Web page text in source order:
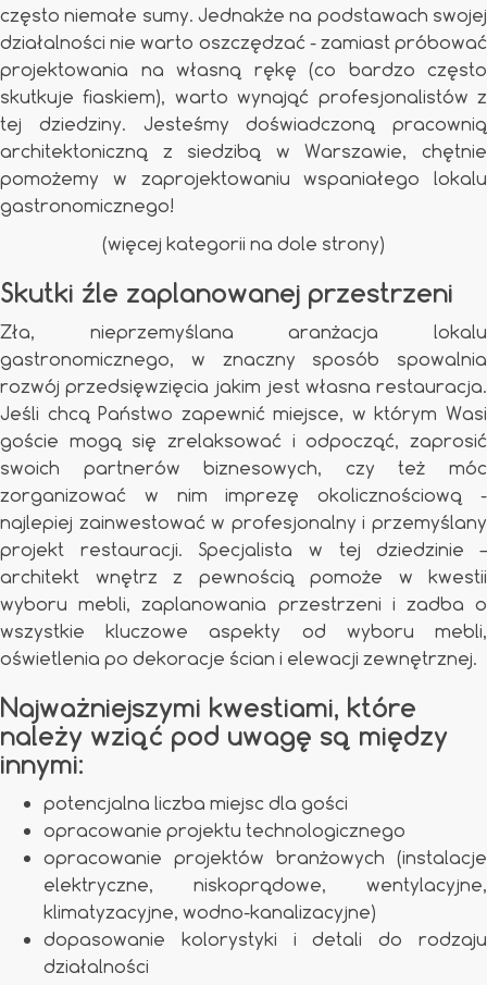
często niemałe sumy. Jednakże na podstawach swojej
działalności nie warto oszczędzać - zamiast próbować
projektowania na własną rękę (co bardzo często
skutkuje fiaskiem), warto wynająć profesjonalistów z
tej dziedziny. Jesteśmy doświadczoną pracownią
architektoniczną z siedzibą w Warszawie, chętnie
pomożemy w zaprojektowaniu wspaniałego lokalu
gastronomicznego!
(więcej kategorii na dole strony)
Skutki źle zaplanowanej przestrzeni
Zła, nieprzemyślana aranżacja lokalu
gastronomicznego, w znaczny sposób spowalnia
rozwój przedsięwzięcia jakim jest własna restauracja.
Jeśli chcą Państwo zapewnić miejsce, w którym Wasi
goście mogą się zrelaksować i odpocząć, zaprosić
swoich partnerów biznesowych, czy też móc
zorganizować w nim imprezę okolicznościową -
najlepiej zainwestować w profesjonalny i przemyślany
projekt restauracji. Specjalista w tej dziedzinie –
architekt wnętrz z pewnością pomoże w kwestii
wyboru mebli, zaplanowania przestrzeni i zadba o
wszystkie kluczowe aspekty od wyboru mebli,
oświetlenia po dekoracje ścian i elewacji zewnętrznej.
Najważniejszymi kwestiami, które
należy wziąć pod uwagę są między
innymi:
potencjalna liczba miejsc dla gości
opracowanie projektu technologicznego
opracowanie projektów branżowych (instalacje
elektryczne, niskoprądowe, wentylacyjne,
klimatyzacyjne, wodno-kanalizacyjne)
dopasowanie kolorystyki i detali do rodzaju
działalności